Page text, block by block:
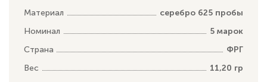
Материал
серебро 625 пробы
Номинал
5 марок
Страна
ФРГ
Вес
11,20 гр